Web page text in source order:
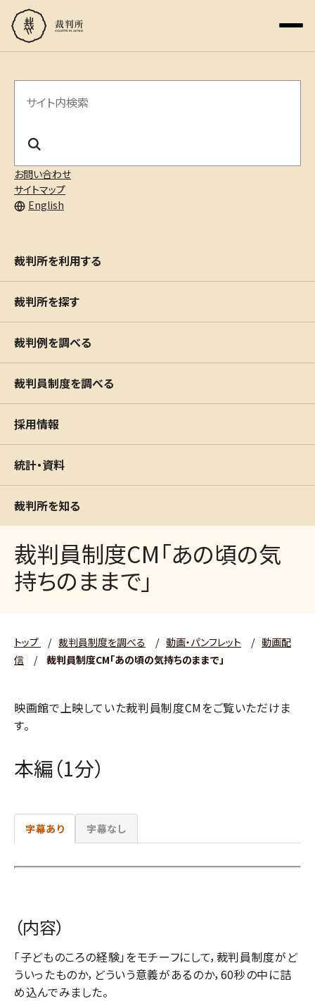
お問い合わせ
サイトマップ
English
サ
内
検
裁判所を利用する
裁判所を探す
裁判例を調べる
裁判員制度を調べる
採用情報
統計・資料
裁判所を知る
裁判員制度CM「あの頃の気
持ちのままで」
トップ / 裁判員制度を調べる / 動画・パンフレット / 動画配
信
/ 裁判員制度CM「あの頃の気持ちのままで」
映画館で上映していた裁判員制度CMをご覧いただけま
す。
本編（1分）
字幕あり 字幕なし
（内容）
「子どものころの経験」をモチーフにして，裁判員制度がど
ういったものか，どういう意義があるのか，60秒の中に詰
め込んでみました。